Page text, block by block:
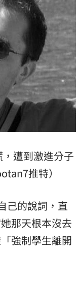
遭到激進分子
推特）
己的說詞，直
那天根本沒去
強制學生離開